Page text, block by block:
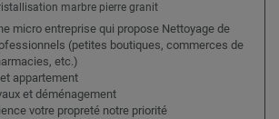
marbre pierre granit
micro entreprise qui propose Nettoyage de
(petites boutiques, commerces de
etc.)
appartement
et déménagement
votre propreté notre priorité